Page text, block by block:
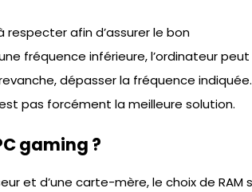
respecter afin d’assurer le bon
fréquence inférieure, l’ordinateur
dépasser la fréquence indiquée.
pas forcément la meilleure solution.
gaming ?
et d’une carte-mère, le choix de RAM